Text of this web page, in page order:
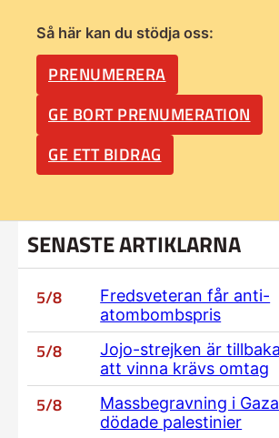
Så här kan du stödja oss:
PRENUMERERA
GE BORT PRENUMERATION
GE ETT BIDRAG
SENASTE ARTIKLARNA
5/8
Fredsveteran får anti-
atombombspris
5/8
Jojo-strejken är
att vinna krävs omtag
5/8
Massbegravning i
dödade palestinier